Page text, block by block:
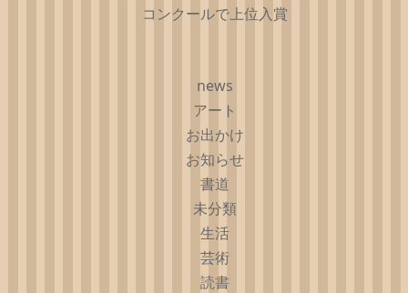
コンクールで上位入賞
news
アート
お出かけ
お知らせ
書道
未分類
生活
芸術
読書